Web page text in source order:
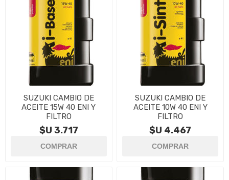
SUZUKI CAMBIO DE
ACEITE 15W 40 ENI Y
FILTRO
$U 3.717
SUZUKI CAMBIO DE
ACEITE 10W 40 ENI Y
FILTRO
$U 4.467